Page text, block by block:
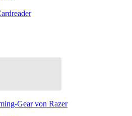
Gear von Razer